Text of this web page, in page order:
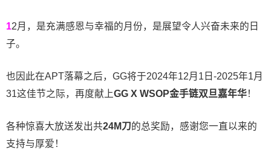
12月，是充满感恩与幸福的月份，是展望令人兴奋未来的日
子。
也因此在APT落幕之后，GG将于2024年12月1日-2025年1月
31这佳节之际，再度献上GG X WSOP金手链双旦嘉年华！
各种惊喜大放送发出共24M刀的总奖励，感谢您一直以来的
支持与厚爱！